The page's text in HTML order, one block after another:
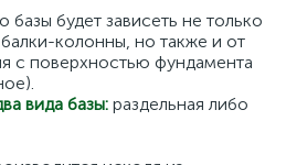
базы будет зависеть не только
колонны, но также и от
с поверхностью фундамента
вида базы: раздельная либо